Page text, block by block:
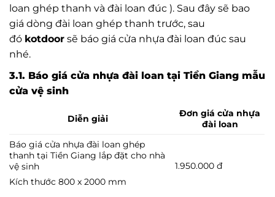
loan ghép thanh và đài loan đúc ). Sau đây sẽ bao
giá dòng đài loan ghép thanh trước, sau
đó kotdoor sẽ báo giá cửa nhựa đài loan đúc sau
nhé.
3.1. Báo giá cửa nhựa đài loan tại Tiền Giang mẫu
cửa vệ sinh
Diễn giải
Đơn giá cửa nhựa
đài loan
Báo giá cửa nhựa đài loan ghép
thanh tại Tiền Giang lắp đặt cho nhà
vệ sinh
Kích thước 800 x 2000 mm
1.950.000 đ